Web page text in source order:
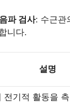
파 검사: 수근관
니다.
설명
전기적 활동을